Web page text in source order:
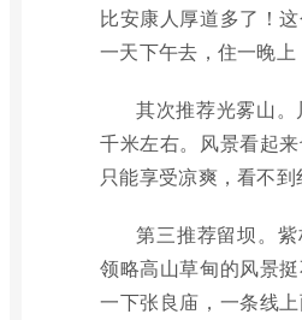
比安康人厚道多了！
一天下午去，住一晚上
其次推荐光雾山
千米左右。风景看起
只能享受凉爽，看不到
第三推荐留坝。
领略高山草甸的风景
一下张良庙，一条线